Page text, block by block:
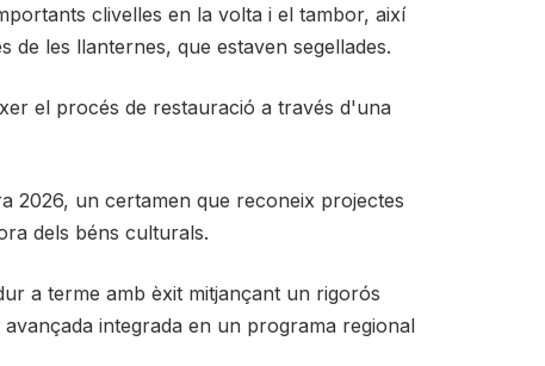
clivelles en la volta i el tambor, així
les llanternes, que estaven segellades.
el procés de restauració a través d'una
2026, un certamen que reconeix projectes
dels béns culturals.
a terme amb èxit mitjançant un rigorós
integrada en un programa regional